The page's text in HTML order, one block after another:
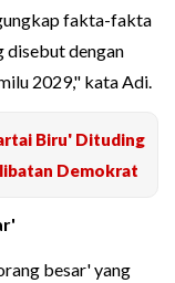
fakta-fakta
disebut dengan
2029," kata Adi.
Biru' Dituding
Demokrat
besar' yang